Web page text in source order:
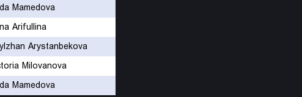
Mamedova
Arifullina
Arystanbekova
Milovanova
Mamedova